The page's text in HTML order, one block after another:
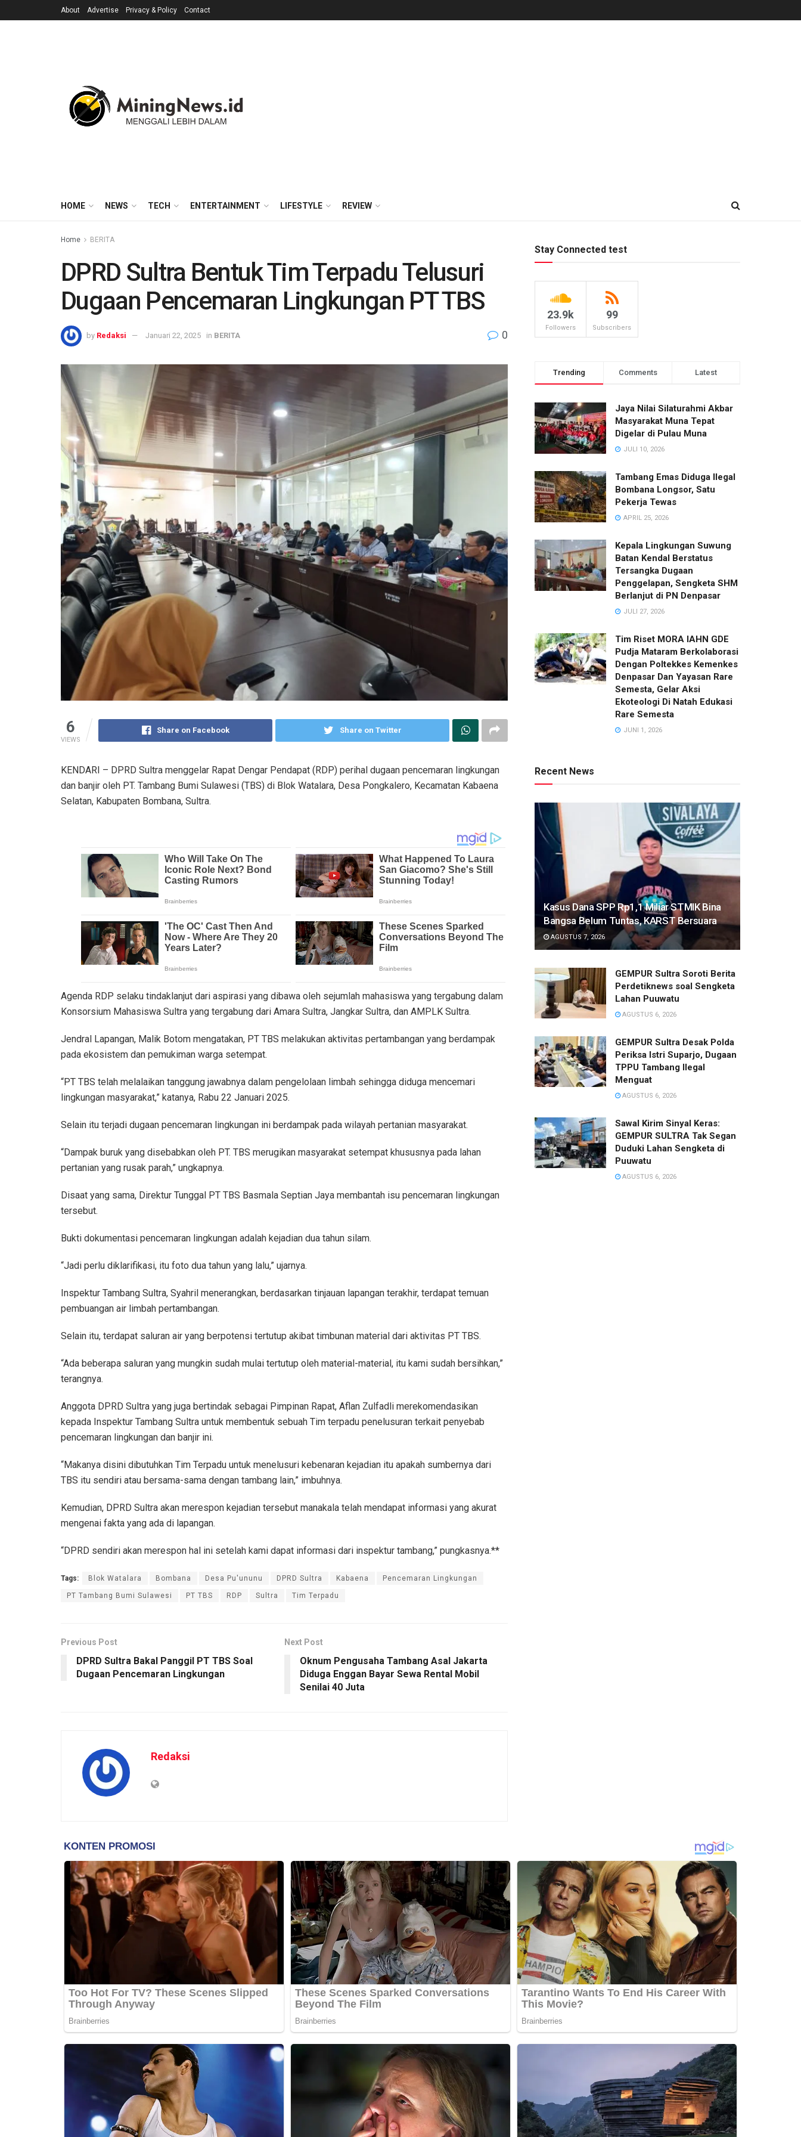
About Advertise Privacy & Policy Contact
HOME NEWS TECH ENTERTAINMENT LIFESTYLE REVIEW
Home BERITA
DPRD Sultra Bentuk Tim Terpadu Telusuri
Dugaan Pencemaran Lingkungan PT TBS
by Redaksi Januari 22, 2025 in BERITA 0
6
VIEWS
Share on Facebook Share on Twitter
KENDARI – DPRD Sultra menggelar Rapat Dengar Pendapat (RDP) perihal dugaan pencemaran lingkungan
dan banjir oleh PT. Tambang Bumi Sulawesi (TBS) di Blok Watalara, Desa Pongkalero, Kecamatan Kabaena
Selatan, Kabupaten Bombana, Sultra.
Agenda RDP selaku tindaklanjut dari aspirasi yang dibawa oleh sejumlah mahasiswa yang tergabung dalam
Konsorsium Mahasiswa Sultra yang tergabung dari Amara Sultra, Jangkar Sultra, dan AMPLK Sultra.
Jendral Lapangan, Malik Botom mengatakan, PT TBS melakukan aktivitas pertambangan yang berdampak
pada ekosistem dan pemukiman warga setempat.
“PT TBS telah melalaikan tanggung jawabnya dalam pengelolaan limbah sehingga diduga mencemari
lingkungan masyarakat,” katanya, Rabu 22 Januari 2025.
Selain itu terjadi dugaan pencemaran lingkungan ini berdampak pada wilayah pertanian masyarakat.
“Dampak buruk yang disebabkan oleh PT. TBS merugikan masyarakat setempat khususnya pada lahan
pertanian yang rusak parah,” ungkapnya.
Disaat yang sama, Direktur Tunggal PT TBS Basmala Septian Jaya membantah isu pencemaran lingkungan
tersebut.
Bukti dokumentasi pencemaran lingkungan adalah kejadian dua tahun silam.
“Jadi perlu diklarifikasi, itu foto dua tahun yang lalu,” ujarnya.
Inspektur Tambang Sultra, Syahril menerangkan, berdasarkan tinjauan lapangan terakhir, terdapat temuan
pembuangan air limbah pertambangan.
Selain itu, terdapat saluran air yang berpotensi tertutup akibat timbunan material dari aktivitas PT TBS.
“Ada beberapa saluran yang mungkin sudah mulai tertutup oleh material-material, itu kami sudah bersihkan,”
terangnya.
Anggota DPRD Sultra yang juga bertindak sebagai Pimpinan Rapat, Aflan Zulfadli merekomendasikan
kepada Inspektur Tambang Sultra untuk membentuk sebuah Tim terpadu penelusuran terkait penyebab
pencemaran lingkungan dan banjir ini.
“Makanya disini dibutuhkan Tim Terpadu untuk menelusuri kebenaran kejadian itu apakah sumbernya dari
TBS itu sendiri atau bersama-sama dengan tambang lain,” imbuhnya.
Kemudian, DPRD Sultra akan merespon kejadian tersebut manakala telah mendapat informasi yang akurat
mengenai fakta yang ada di lapangan.
“DPRD sendiri akan merespon hal ini setelah kami dapat informasi dari inspektur tambang,” pungkasnya.**
Tags: Blok Watalara Bombana Desa Pu'ununu DPRD Sultra Kabaena Pencemaran Lingkungan
PT Tambang Bumi Sulawesi PT TBS RDP Sultra Tim Terpadu
Previous Post
DPRD Sultra Bakal Panggil PT TBS Soal
Dugaan Pencemaran Lingkungan
Next Post
Oknum Pengusaha Tambang Asal Jakarta
Diduga Enggan Bayar Sewa Rental Mobil
Senilai 40 Juta
Redaksi
Stay Connected test
23.9k
Followers
99
Subscribers
Trending Comments Latest
Jaya Nilai Silaturahmi Akbar
Masyarakat Muna Tepat
Digelar di Pulau Muna
JULI 10, 2026
Tambang Emas Diduga Ilegal
Bombana Longsor, Satu
Pekerja Tewas
APRIL 25, 2026
Kepala Lingkungan Suwung
Batan Kendal Berstatus
Tersangka Dugaan
Penggelapan, Sengketa SHM
Berlanjut di PN Denpasar
JULI 27, 2026
Tim Riset MORA IAHN GDE
Pudja Mataram Berkolaborasi
Dengan Poltekkes Kemenkes
Denpasar Dan Yayasan Rare
Semesta, Gelar Aksi
Ekoteologi Di Natah Edukasi
Rare Semesta
JUNI 1, 2026
Recent News
Kasus Dana SPP Rp1,1 Miliar STMIK Bina
Bangsa Belum Tuntas, KARST Bersuara
AGUSTUS 7, 2026
GEMPUR Sultra Soroti Berita
Perdetiknews soal Sengketa
Lahan Puuwatu
AGUSTUS 6, 2026
GEMPUR Sultra Desak Polda
Periksa Istri Suparjo, Dugaan
TPPU Tambang Ilegal
Menguat
AGUSTUS 6, 2026
Sawal Kirim Sinyal Keras:
GEMPUR SULTRA Tak Segan
Duduki Lahan Sengketa di
Puuwatu
AGUSTUS 6, 2026